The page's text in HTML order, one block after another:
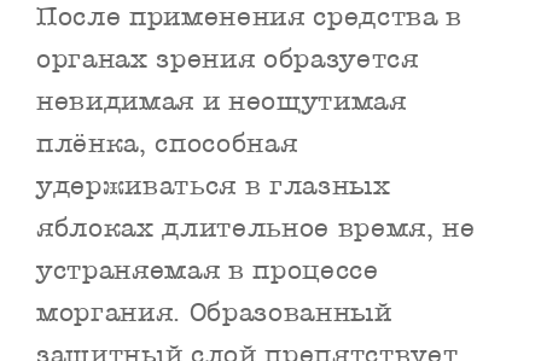
После применения средства в
органах зрения образуется
невидимая и неощутимая
плёнка, способная
удерживаться в глазных
яблоках длительное время, не
устраняемая в процессе
моргания. Образованный